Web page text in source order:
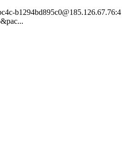
b1294bd895c0@185.126.67.76:4